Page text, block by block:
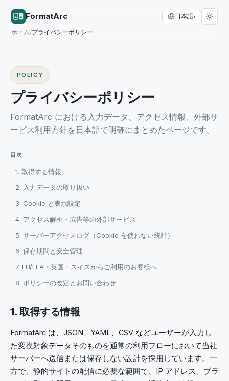
FormatArc
ホーム/プライバシーポリシー
日本語▾
POLICY
プライバシーポリシー
FormatArc における入力データ、アクセス情報、外部サ
ービス利用方針を日本語で明確にまとめたページです。
目次
1. 取得する情報
2. 入力データの取り扱い
3. Cookie と表示設定
4. アクセス解析・広告等の外部サービス
5. サーバーアクセスログ（Cookie を使わない統計）
6. 保存期間と安全管理
7. EU/EEA・英国・スイスからご利用のお客様へ
8. ポリシーの改定とお問い合わせ
1. 取得する情報
FormatArc は、JSON、YAML、CSV などユーザーが入力し
た変換対象データそのものを通常の利用フローにおいて当社
サーバーへ送信または保存しない設計を採用しています。一
方で、静的サイトの配信に必要な範囲で、IP アドレス、ブラ